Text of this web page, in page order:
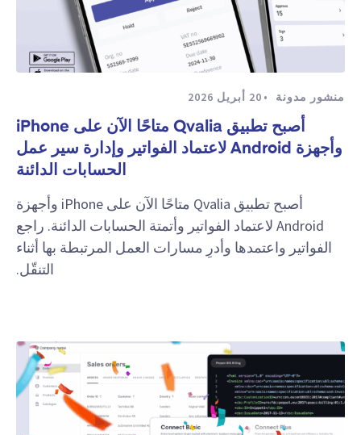
منشور مدونة 20 أبريل 2026
أصبح تطبيق Qvalia متاحًا الآن على iPhone
وأجهزة Android لاعتماد الفواتير وإدارة سير عمل
الحسابات الدائنة
أصبح تطبيق Qvalia متاحًا الآن على iPhone وأجهزة
Android لاعتماد الفواتير وأتمتة الحسابات الدائنة. راجع
الفواتير واعتمدها وأدرِ مسارات العمل المرتبطة بها أثناء
التنقّل.